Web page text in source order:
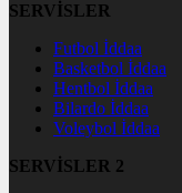
SERVİSLER
Futbol İddaa
Basketbol İddaa
Hentbol İddaa
Bilardo İddaa
Voleybol İddaa
SERVİSLER 2